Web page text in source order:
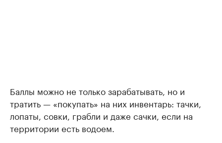
Баллы можно не только зарабатывать, но и
тратить — «покупать» на них инвентарь: тачки,
лопаты, совки, грабли и даже сачки, если на
территории есть водоем.